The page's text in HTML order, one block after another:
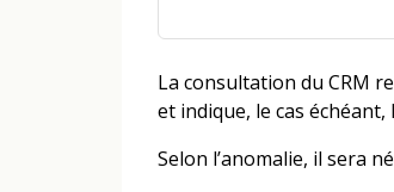
La consultation du CRM
et indique, le cas
Selon l’anomalie, il sera